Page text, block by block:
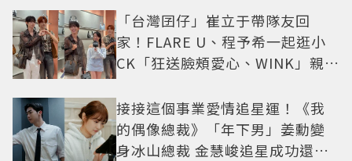
「台灣囝仔」崔立于帶隊友回
家！FLARE U、程予希一起逛小
CK「狂送臉頰愛心、WINK」親曝
接接這個事業愛情追星運！《我
的偶像總裁》「年下男」姜勳變
身冰山總裁 金慧峻追星成功還偶